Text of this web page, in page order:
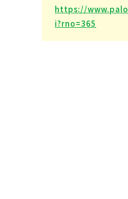
https://
i?rno=365